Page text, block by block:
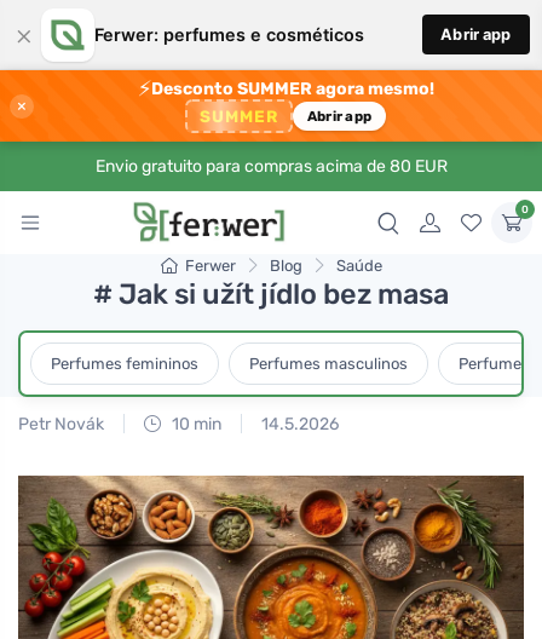
× Ferwer: perfumes e cosméticos Abrir app
×
⚡Desconto SUMMER agora mesmo!
SUMMER Abrir app
Envio gratuito para compras acima de 80 EUR
0
Ferwer Blog Saúde
# Jak si užít jídlo bez masa
Perfumes femininos Perfumes masculinos Perfumes
Petr Novák 10 min 14.5.2026